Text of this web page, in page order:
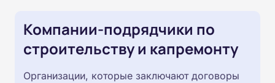
Компании-подрядчики по
строительству и капремонту
Организации, которые заключают договоры